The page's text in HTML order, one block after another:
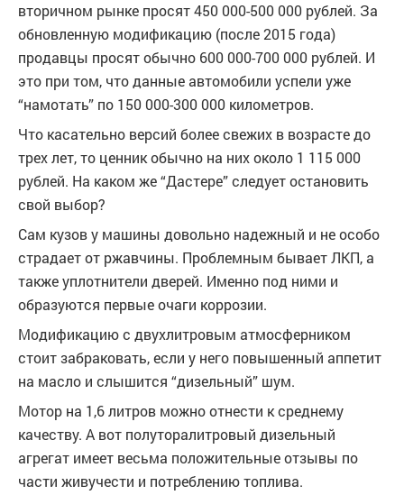
вторичном рынке просят 450 000-500 000 рублей. За
обновленную модификацию (после 2015 года)
продавцы просят обычно 600 000-700 000 рублей. И
это при том, что данные автомобили успели уже
“намотать” по 150 000-300 000 километров.
Что касательно версий более свежих в возрасте до
трех лет, то ценник обычно на них около 1 115 000
рублей. На каком же “Дастере” следует остановить
свой выбор?
Сам кузов у машины довольно надежный и не особо
страдает от ржавчины. Проблемным бывает ЛКП, а
также уплотнители дверей. Именно под ними и
образуются первые очаги коррозии.
Модификацию с двухлитровым атмосферником
стоит забраковать, если у него повышенный аппетит
на масло и слышится “дизельный” шум.
Мотор на 1,6 литров можно отнести к среднему
качеству. А вот полуторалитровый дизельный
агрегат имеет весьма положительные отзывы по
части живучести и потреблению топлива.